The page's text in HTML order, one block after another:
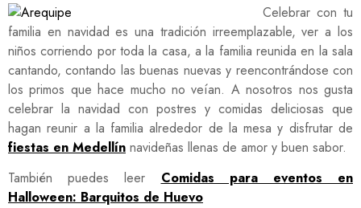
Celebrar con tu
familia en navidad es una tradición irreemplazable, ver a los
niños corriendo por toda la casa, a la familia reunida en la sala
cantando, contando las buenas nuevas y reencontrándose con
los primos que hace mucho no veían. A nosotros nos gusta
celebrar la navidad con postres y comidas deliciosas que
hagan reunir a la familia alrededor de la mesa y disfrutar de
fiestas en Medellín navideñas llenas de amor y buen sabor.
También puedes leer Comidas para eventos en
Halloween: Barquitos de Huevo